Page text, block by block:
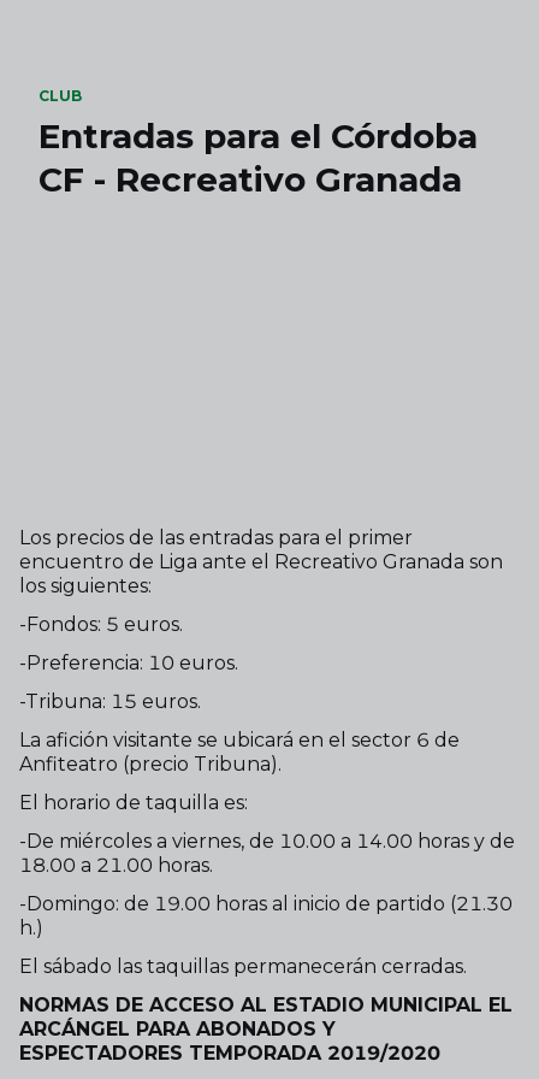
CLUB
Entradas para el Córdoba
CF - Recreativo Granada
Los precios de las entradas para el primer
encuentro de Liga ante el Recreativo Granada son
los siguientes:
-Fondos: 5 euros.
-Preferencia: 10 euros.
-Tribuna: 15 euros.
La afición visitante se ubicará en el sector 6 de
Anfiteatro (precio Tribuna).
El horario de taquilla es:
-De miércoles a viernes, de 10.00 a 14.00 horas y de
18.00 a 21.00 horas.
-Domingo: de 19.00 horas al inicio de partido (21.30
h.)
El sábado las taquillas permanecerán cerradas.
NORMAS DE ACCESO AL ESTADIO MUNICIPAL EL
ARCÁNGEL PARA ABONADOS Y
ESPECTADORES TEMPORADA 2019/2020